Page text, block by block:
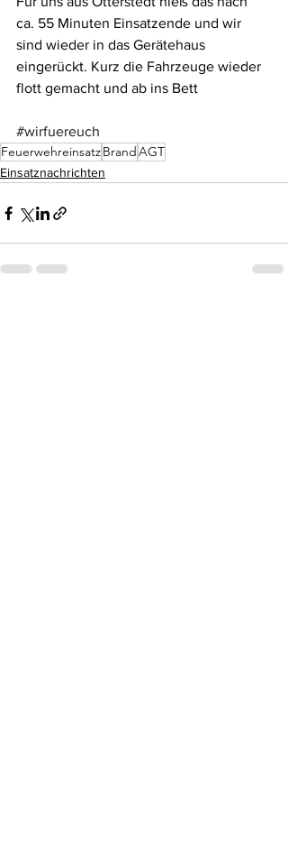
ca. 55 Minuten Einsatzende und wir
sind wieder in das Gerätehaus
eingerückt. Kurz die Fahrzeuge wieder
flott gemacht und ab ins Bett
#wirfuereuch
FeuerwehreinsatzBrandAGT
Einsatznachrichten